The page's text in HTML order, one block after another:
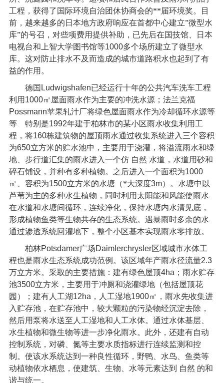
工程，获得了国际环境自治团休协商会的**届环境奖。目
前，越来越多的日本地方政府响应在首都中心建立”微型水
库”的号召，对些项费用提供补助，已先后在国技馆、日本
电视台和上智大学图书馆等1000多个场所建立了微型水
库。这对防止排水不及而造成的城市道路积水也起到了有
益的作用。
德国 Ludwigshafen已经运行十年的公共汽车洗车工程
利用 1000㎡屋面雨水作为主要的冲洗水源；法兰克福
Possmann苹果轧汁厂将绿色屋面雨水作为冷却循环水源等
等 特别是1992年建于柏林市的某小区雨水收集利用工
程，将160栋建筑物的屋顶雨水通过收集系统进入三个容积
为650立方米的贮水池中，主要用于浇灌，将溢流雨水和绿
地、步行道汇集的雨水进入一个仿 自然 水道，水道用砂和
碎石铺设，并种有多种植物。之后进入一个面积为1000
㎡、容积为1500立方米的水塘（*大深度3m）。水塘中以
芦苇为主的多种水生植物，同时利用太阳能和风能使雨水
在水道和水塘间循环，连续净化，保持水塘内水清见底，
形成植物鱼类等生物共存的生态系统。遇暴雨时多余的水
通过渗透系统回灌地下，整个小区基本实现雨水零排放。
柏林Potsdamer广场Daimlerchrysler区域城市水体工
程也是雨水生态系统成功范例。该区域年产雨水径流量2.3
万立方米。采取的主要措施：建有绿色屋顶4ha ；雨水贮存
池3500立方米，主要用于冲厕和浇灌绿地（包括屋顶花
园）；建有人工湖12ha ，人工湿地1900㎡，雨水先收集进
入贮存池，在贮存池中，较大颗粒的污染物经沉淀去除，
然后用泵将水送至人工湿地和人工水体。通过水体基层、
水生植物和微生物等进一步净化雨水。此外，还建有自动
控制系统，对磷、氮等主要水质指标进行连续监测和控
制。使该水系统达到一种良性循环，野鸭、水鸟、鱼类等
动植物依水栖息，使建筑、生物、水等元素达到 自然 的和
谐与统一。